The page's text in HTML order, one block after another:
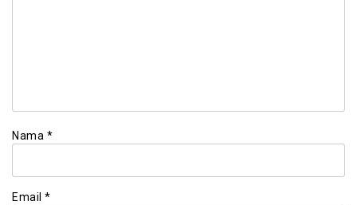
Nama *
Email *